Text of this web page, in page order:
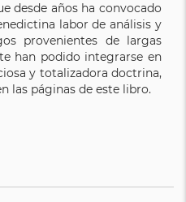
desde años ha convocado
labor de análisis y
provenientes de largas
han podido integrarse en
y totalizadora doctrina,
las páginas de este libro.